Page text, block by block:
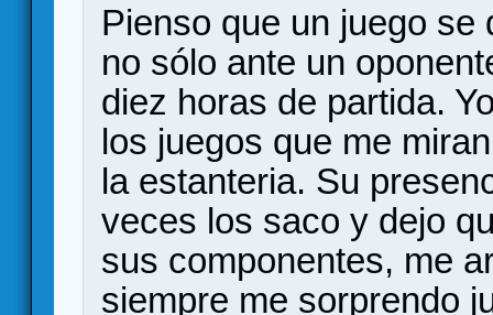
Pienso que un juego
no sólo ante un
diez horas de partida.
los juegos que me
la estanteria. Su
veces los saco y dejo
sus componentes, me
siempre me sorprendo